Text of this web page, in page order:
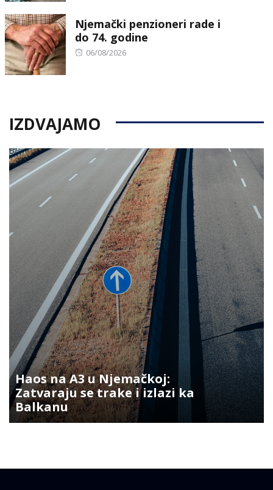
Njemački penzioneri rade i
do 74. godine
Posted
06/08/2026
IZDVAJAMO
Haos na A3 u Njemačkoj:
Zatvaraju se trake i izlazi ka
Balkanu